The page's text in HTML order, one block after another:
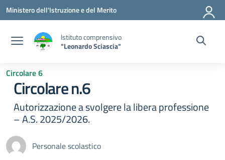
Vai ai contenuti
Vai al menu di navigazione
Vai al footer
Ministero dell'Istruzione e del Merito
Istituto comprensivo
"Leonardo Sciascia"
Circolare 6
Circolare n.6
Autorizzazione a svolgere la libera professione
– A.S. 2025/2026.
Personale scolastico